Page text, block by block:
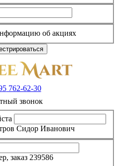
об акциях
762-62-30
звонок
Сидор Иванович
заказ 239586